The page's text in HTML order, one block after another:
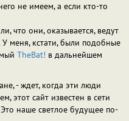
не имеем, а если кто-то
что они, оказывается, ведут
меня, кстати, были подобные
TheBat! в дальнейшем
- ждет, когда эти люди
этот сайт известен в сети
наше светлое будущее по-